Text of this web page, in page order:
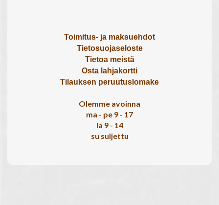
Toimitus- ja maksuehdot
Tietosuojaseloste
Tietoa meistä
Osta lahjakortti
Tilauksen peruutuslomake
Olemme avoinna
ma - pe 9 - 17
la 9 - 14
su suljettu